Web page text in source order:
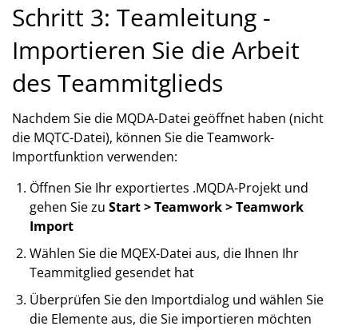
Schritt 3: Teamleitung -
Importieren Sie die Arbeit
des Teammitglieds
Nachdem Sie die MQDA-Datei geöffnet haben (nicht
die MQTC-Datei), können Sie die Teamwork-
Importfunktion verwenden:
Öffnen Sie Ihr exportiertes .MQDA-Projekt und
gehen Sie zuStart > Teamwork > Teamwork
Import
Wählen Sie die MQEX-Datei aus, die Ihnen Ihr
Teammitglied gesendet hat
Überprüfen Sie den Importdialog und wählen Sie
die Elemente aus, die Sie importieren möchten